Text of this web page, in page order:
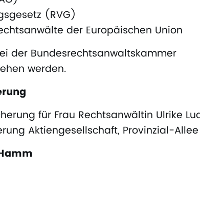
(RVG)
der Europäischen Union
der Bundesrechtsanwaltskammer
werden.
für Frau Rechtsanwältin Ulrike
Aktiengesellschaft, Provinzial-Allee